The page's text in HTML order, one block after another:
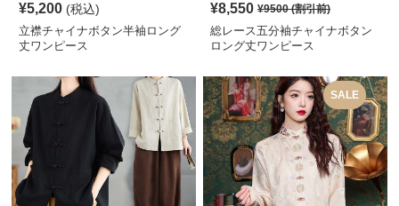
¥5,200 (税込)
立襟チャイナボタン半袖ロング
丈ワンピース
¥8,550 ¥9500(割引前)
総レース五分袖チャイナボタン
ロング丈ワンピース
SALE